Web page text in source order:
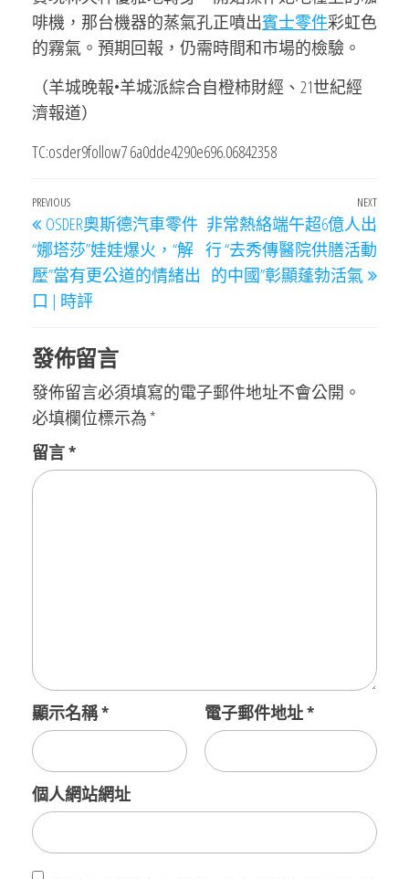
啡機，那台機器的蒸氣孔正噴出賓士零件彩虹色
的霧氣。預期回報，仍需時間和市場的檢驗。
（羊城晚報•羊城派綜合自橙柿財經、21世紀經
濟報道）
TC:osder9follow7 6a0dde4290e696.06842358
文
章
導
覽
Previous
Post
PREVIOUS
OSDER奧斯德汽車零件
“娜塔莎”娃娃爆火，“解
壓”當有更公道的情緒出
口 | 時評
Next
NEXT
非常熱絡端午超6億人出
行 “去秀傳醫院供膳活動
的中國”彰顯蓬勃活氣
發佈留言
發佈留言必須填寫的電子郵件地址不會公開。
必填欄位標示為 *
留言*
顯示名稱* 電子郵件地址*
個人網站網址